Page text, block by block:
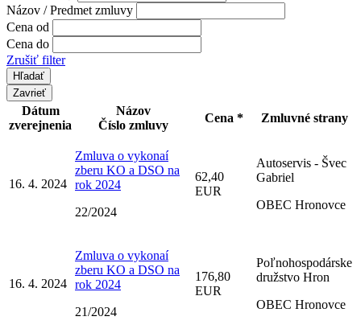
Názov / Predmet zmluvy
Cena od
Cena do
Zrušiť filter
Zavrieť
Dátum
zverejnenia
Názov
Číslo zmluvy
Cena * Zmluvné strany
16. 4. 2024
Zmluva o vykonaí
zberu KO a DSO na
rok 2024
22/2024
62,40
EUR
Autoservis - Švec
Gabriel
OBEC Hronovce
16. 4. 2024
Zmluva o vykonaí
zberu KO a DSO na
rok 2024
21/2024
176,80
EUR
Poľnohospodárske
družstvo Hron
OBEC Hronovce